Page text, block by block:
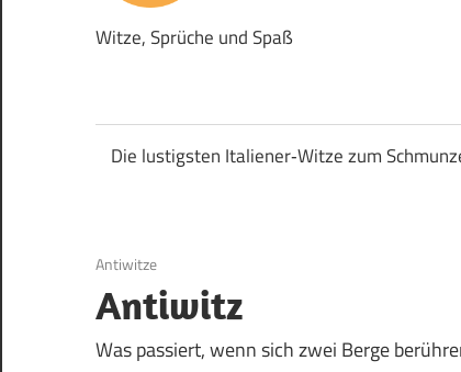
Witze, Sprüche und Spaß
Die lustigsten Italiener‑Witze zum
19. Juni 2020
Antiwitze
Antiwitz
Was passiert, wenn sich zwei Berge